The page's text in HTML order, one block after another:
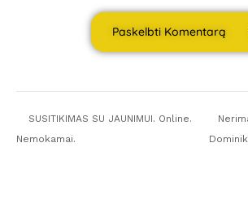
Paskelbti Komentarą
SUSITIKIMAS SU JAUNIMUI. Online.
Nemokamai.